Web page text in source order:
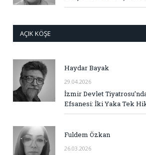
AÇIK KÖŞE
Haydar Bayak
29.04.2026
İzmir Devlet
Efsanesi: İki Yaka Tek
Fuldem Özkan
26.03.2026